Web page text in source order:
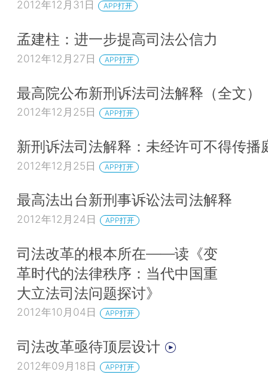
2012年12月31日 APP打开
孟建柱：进一步提高司法公信力
2012年12月27日 APP打开
最高院公布新刑诉法司法解释（全文）
2012年12月25日 APP打开
新刑诉法司法解释：未经许可不得传播
2012年12月25日 APP打开
最高法出台新刑事诉讼法司法解释
2012年12月24日 APP打开
司法改革的根本所在——读《变
革时代的法律秩序：当代中国重
大立法司法问题探讨》
2012年10月04日 APP打开
司法改革亟待顶层设计
2012年09月18日 APP打开